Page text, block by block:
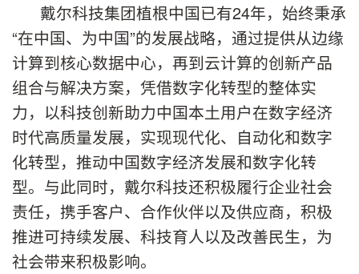
戴尔科技集团植根中国已有24年，始终秉承
“在中国、为中国”的发展战略，通过提供从边缘
计算到核心数据中心，再到云计算的创新产品
组合与解决方案，凭借数字化转型的整体实
力，以科技创新助力中国本土用户在数字经济
时代高质量发展，实现现代化、自动化和数字
化转型，推动中国数字经济发展和数字化转
型。与此同时，戴尔科技还积极履行企业社会
责任，携手客户、合作伙伴以及供应商，积极
推进可持续发展、科技育人以及改善民生，为
社会带来积极影响。